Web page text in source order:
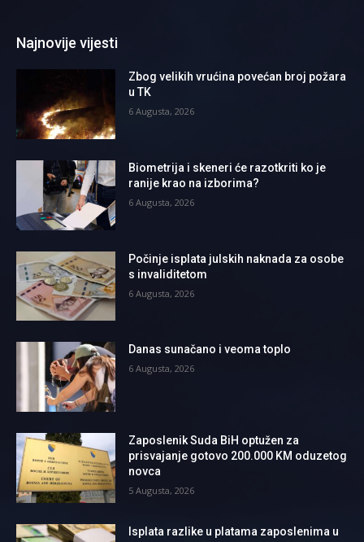
Najnovije vijesti
Zbog velikih vrućina povećan broj požara
u TK
6 Augusta, 2026
Biometrija i skeneri će razotkriti ko je
ranije krao na izborima?
6 Augusta, 2026
Počinje isplata julskih naknada za osobe
s invaliditetom
6 Augusta, 2026
Danas sunačano i veoma toplo
6 Augusta, 2026
Zaposlenik Suda BiH optužen za
prisvajanje gotovo 200.000 KM oduzetog
novca
5 Augusta, 2026
Isplata razlike u platama zaposlenima u